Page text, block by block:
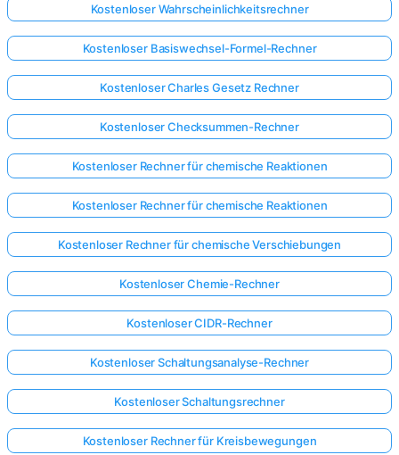
Kostenloser Wahrscheinlichkeitsrechner
Kostenloser Basiswechsel-Formel-Rechner
Kostenloser Charles Gesetz Rechner
Kostenloser Checksummen-Rechner
Kostenloser Rechner für chemische Reaktionen
Kostenloser Rechner für chemische Reaktionen
Kostenloser Rechner für chemische Verschiebungen
Kostenloser Chemie-Rechner
Kostenloser CIDR-Rechner
Kostenloser Schaltungsanalyse-Rechner
Kostenloser Schaltungsrechner
Kostenloser Rechner für Kreisbewegungen